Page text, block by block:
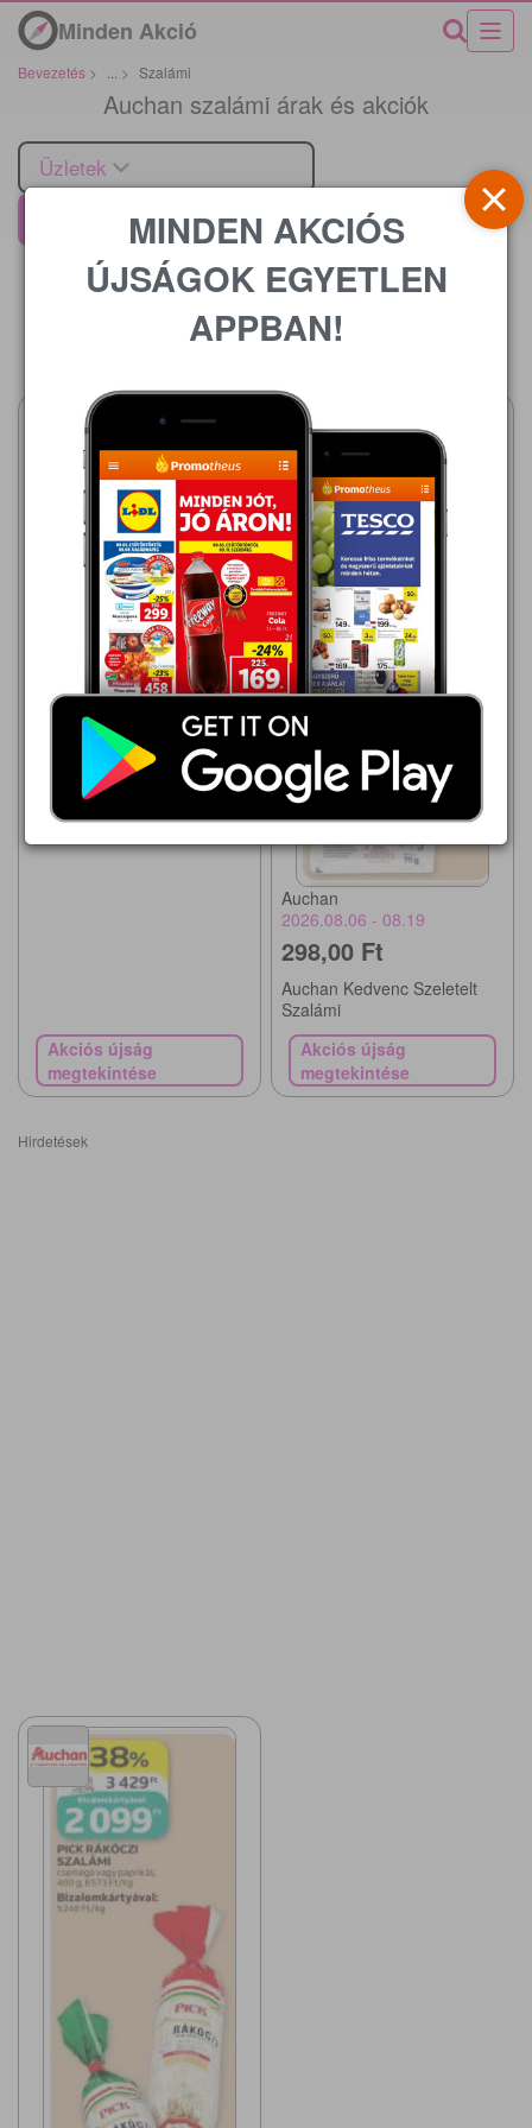
Minden Akció
Bevezetés > > Szalámi
Auchan szalámi árak és akciók
Üzletek
2026.08.06 - 08.19
150,00 Ft
TAURIS FELVÁGOTT
Akciós újság
megtekintése
Auchan
2026.08.06 - 08.19
298,00 Ft
Auchan Kedvenc Szeletelt
Szalámi
Akciós újság
megtekintése
Hirdetések
MINDEN AKCIÓS
ÚJSÁGOK EGYETLEN
APPBAN!